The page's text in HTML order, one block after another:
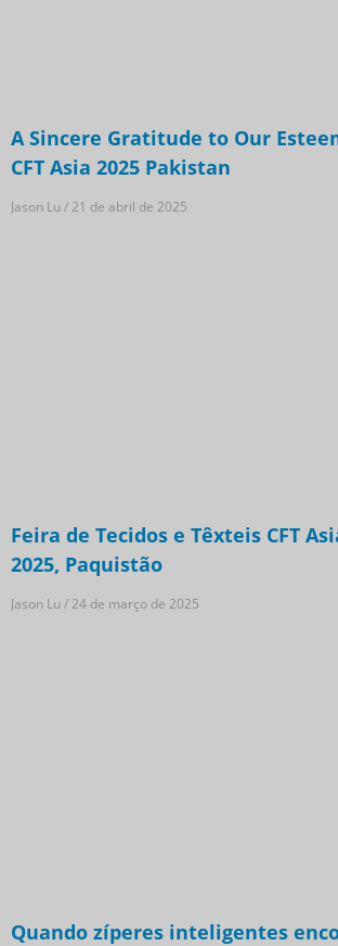
A Sincere Gratitude to Our
CFT Asia 2025 Pakistan
Jason Lu 21 de abril de 2025
Feira de Tecidos e Têxteis CFT
2025, Paquistão
Jason Lu 24 de março de 2025
Quando zíperes inteligentes